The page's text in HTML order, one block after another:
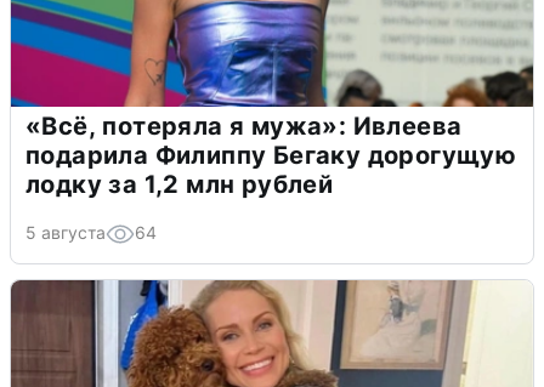
«Всё, потеряла я мужа»: Ивлеева
подарила Филиппу Бегаку дорогущую
лодку за 1,2 млн рублей
5 августа 64